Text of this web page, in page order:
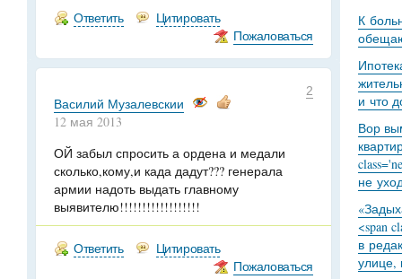
Ответить
Цитировать
Пожаловаться
2
Василий Музалевскии
12 мая 2013
ОЙ забыл спросить а ордена и медали
сколько,кому,и када дадут??? генерала
армии надоть выдать главному
выявителю!!!!!!!!!!!!!!!!!!
Ответить
Цитировать
Пожаловаться
К
и что
Вор
не
<span
в
улице,